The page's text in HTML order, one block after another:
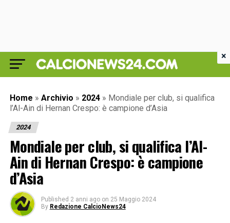
Home » Archivio » 2024 » Mondiale per club, si qualifica
l’Al-Ain di Hernan Crespo: è campione d’Asia
2024
Mondiale per club, si qualifica l’Al-
Ain di Hernan Crespo: è campione
d’Asia
Published 2 anni ago on 25 Maggio 2024
By Redazione CalcioNews24
×